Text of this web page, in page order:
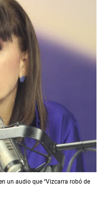
un audio que “Vizcarra robó de